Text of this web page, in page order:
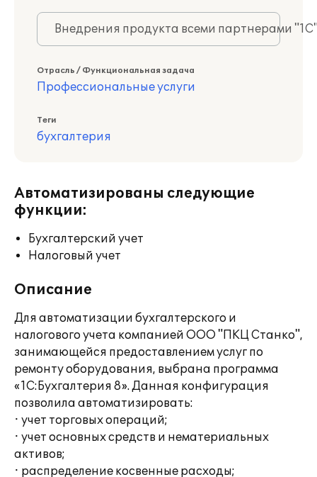
Внедрения продукта всеми партнерами
Отрасль / Функциональная задача
Профессиональные услуги
Теги
бухгалтерия
Автоматизированы следующие
функции:
Бухгалтерский учет
Налоговый учет
Описание
Для автоматизации бухгалтерского и
налогового учета компанией ООО "ПКЦ Станко",
занимающейся предоставлением услуг по
ремонту оборудования, выбрана программа
«1С:Бухгалтерия 8». Данная конфигурация
позволила автоматизировать:
· учет торговых операций;
· учет основных средств и нематериальных
активов;
· распределение косвенные расходы;